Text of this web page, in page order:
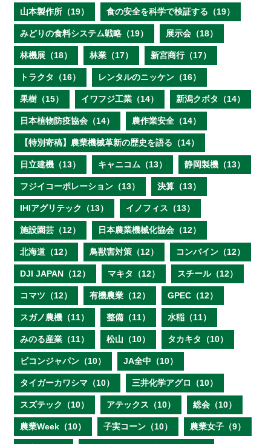
山本製作所（19） 食の安全を科学で検証する（19）
みどりの食料システム戦略（19） 展示会（18）
林機展（18） 林業（17） 新宮商行（17）
トラクタ（16） レンタルのニッケン（16）
果樹（15） イワフジ工業（14） 新潟クボタ（14）
日本植物防疫協会（14） 農作業安全（14）
【特別寄稿】農業機械革新の歴史を語る（14）
日立建機（13） キャニコム（13） 静岡製機（13）
フジイコーポレーション（13） 決算（13）
IHIアグリテック（13） イノフィス（13）
施設園芸（12） 日本農業機械化協会（12）
北海道（12） 鳥獣害対策（12） コンバイン（12）
DJI JAPAN（12） マキタ（12） スチール（12）
コマツ（12） 有機農業（12） GPEC（12）
スガノ農機（11） 整備（11） 水稲（11）
みのる産業（11） 松山（10） タカキタ（10）
ビコンジャパン（10） JA全中（10）
タイガーカワシマ（10） 三井化学アグロ（10）
スズテック（10） アテックス（10） 総会（10）
農業Week（10） 子実コーン（10） 農業女子（9）